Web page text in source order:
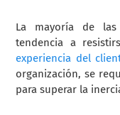
La mayoría de
tendencia a
experiencia del
organización, se
para superar la